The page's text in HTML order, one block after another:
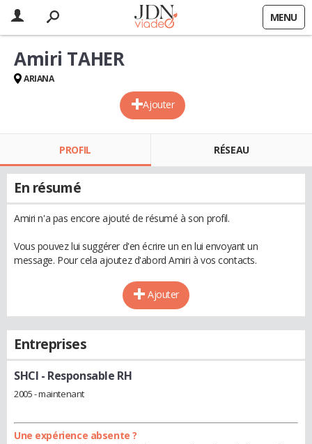
MENU
Ajouter
Amiri TAHER
ARIANA
PROFIL RÉSEAU
En résumé
Amiri n'a pas encore ajouté de résumé à son profil.
Vous pouvez lui suggérer d'en écrire un en lui envoyant un
message. Pour cela ajoutez d'abord Amiri à vos contacts.
Ajouter
Entreprises
SHCI - Responsable RH
2005 - maintenant
Une expérience absente ?